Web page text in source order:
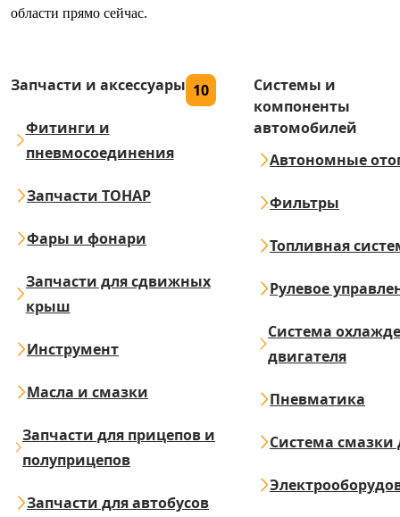
области прямо сейчас.
Запчасти и аксессуары 10
Фитинги и
пневмосоединения
Запчасти ТОНАР
Фары и фонари
Запчасти для сдвижных
крыш
Инструмент
Масла и смазки
Запчасти для прицепов и
полуприцепов
Запчасти для автобусов
Системы и
компоненты
автомобилей
Автономные
Фильтры
Топливная
Рулевое
Система
двигателя
Пневматика
Система смазки